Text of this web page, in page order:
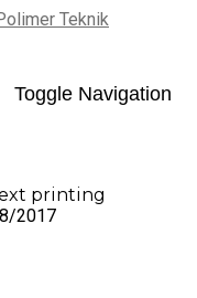
Toggle Navigation
printing
2017